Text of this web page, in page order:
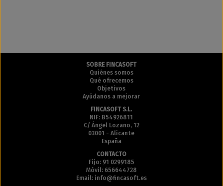
SOBRE FINCASOFT
Quiénes somos
Qué ofrecemos
Objetivos
Ayúdanos a mejorar
FINCASOFT S.L.
NIF: B54926811
C/ Ángel Lozano, 12
03001 - Alicante
España
CONTACTO
Fijo: 91 0299185
Móvil: 656644728
Email: info@fincasoft.es